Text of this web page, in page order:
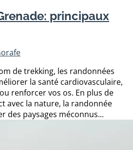
principaux
de trekking, les randonnées
la santé cardiovasculaire,
renforcer vos os. En plus de
avec la nature, la randonnée
des paysages méconnus...